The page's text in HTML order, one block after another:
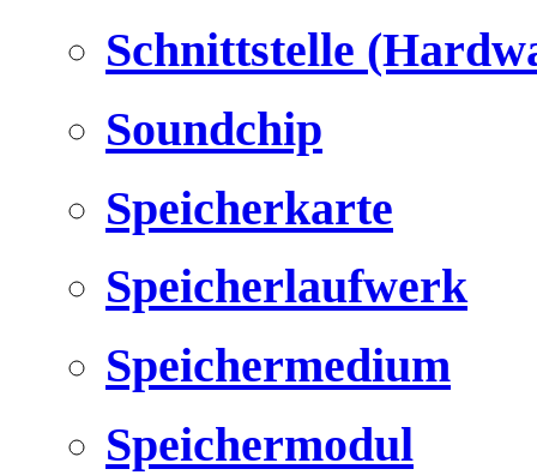
Schnittstelle
Soundchip
Speicherkarte
Speicherlaufwerk
Speichermedium
Speichermodul